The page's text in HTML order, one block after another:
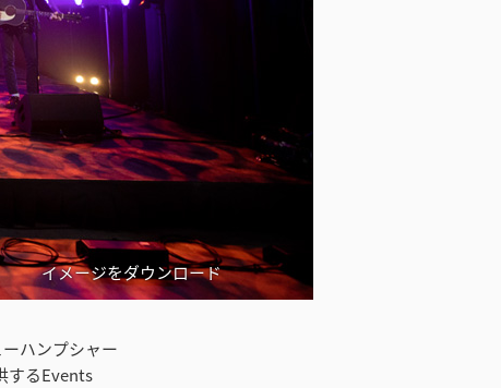
イメージをダウンロード
ハンプシャー
するEvents